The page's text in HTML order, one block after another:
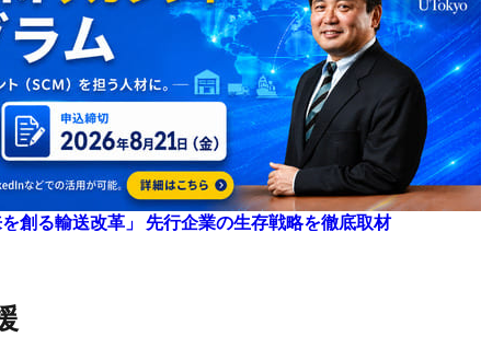
創る輸送改革」 先行企業の生存戦略を徹底取材